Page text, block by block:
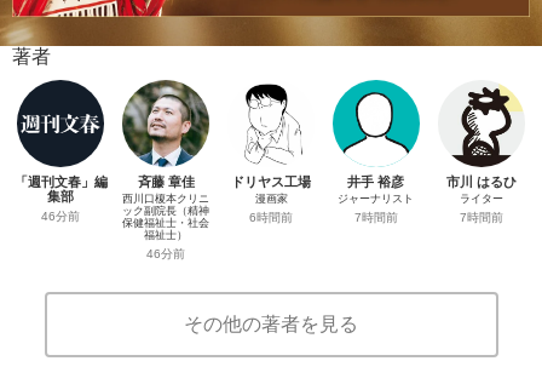
著者
「週刊文春」編
集部
46分前
斉藤 章佳
西川口榎本クリニ
ック副院長（精神
保健福祉士・社会
福祉士）
46分前
ドリヤス工場
漫画家
6時間前
井手 裕彦
ジャーナリスト
7時間前
市川 はるひ
ライター
7時間前
その他の著者を見る